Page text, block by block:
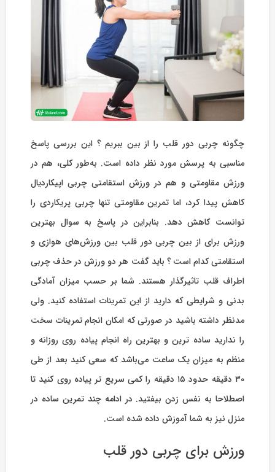
چگونه چربی دور قلب را از بین ببریم ؟ این بررسی پاسخ
مناسبی به پرسش مورد نظر داده است. به‌‏طور کلی، هم در
ورزش مقاومتی و هم در ورزش استقامتی چربی اپیکاردیال
کاهش پیدا کرد، اما تمرین مقاومتی تنها چربی پریکاردی را
توانست کاهش دهد. بنابراین در پاسخ به سوال بهترین
ورزش برای از بین چربی دور قلب بین ورزش‌های هوازی و
استقامتی کدام است ؟ باید گفت هر دو ورزش در حذف چربی
اطراف قلب تاثیرگذار هستند. شما بر حسب میزان آمادگی
بدنی و شرایطی که دارید از این تمرینات استفاده کنید. ولی
مدنظر داشته باشید در صورتی که امکان انجام تمرینات سخت
را ندارید ساده ترین و بهترین راه انجام پیاده روی روزانه و
منظم به میزان یک ساعت می‌باشد که سعی کنید بعد از طی
۳۰ دقیقه حدود ۱۵ دقیقه را کمی سریع تر پیاده روی کنید تا
اصطلاحا به نفس زدن بیفتید. در ادامه چند تمرین ساده در
منزل نیز به شما آموزش داده شده است.
ورزش برای چربی دور قلب